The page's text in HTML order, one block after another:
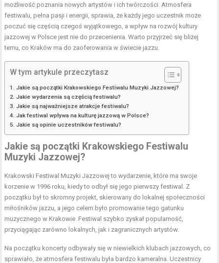
możliwość poznania nowych artystów i ich twórczości. Atmosfera
festiwalu, pełna pasji i energii, sprawia, że każdy jego uczestnik może
poczuć się częścią czegoś wyjątkowego, a wpływ na rozwój kultury
jazzowej w Polsce jest nie do przecenienia. Warto przyjrzeć się bliżej
temu, co Kraków ma do zaoferowania w świecie jazzu.
W tym artykule przeczytasz
Jakie są początki Krakowskiego Festiwalu Muzyki Jazzowej?
Jakie wydarzenia są częścią festiwalu?
Jakie są najważniejsze atrakcje festiwalu?
Jak festiwal wpływa na kulturę jazzową w Polsce?
Jakie są opinie uczestników festiwalu?
Jakie są początki Krakowskiego Festiwalu
Muzyki Jazzowej?
Krakowski Festiwal Muzyki Jazzowej to wydarzenie, które ma swoje
korzenie w 1996 roku, kiedy to odbył się jego pierwszy festiwal. Z
początku był to skromny projekt, skierowany do lokalnej społeczności
miłośników jazzu, a jego celem było promowanie tego gatunku
muzycznego w Krakowie. Festiwal szybko zyskał popularność,
przyciągając zarówno lokalnych, jak i zagranicznych artystów.
Na początku koncerty odbywały się w niewielkich klubach jazzowych, co
sprawiało, że atmosfera festiwalu była bardzo kameralna. Uczestnicy